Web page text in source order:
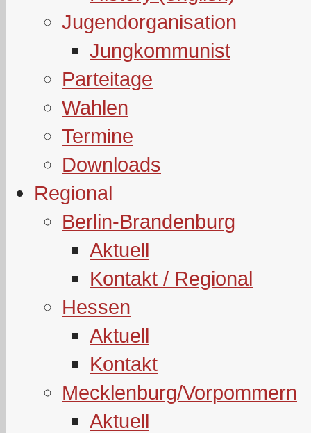
Jugendorganisation
Jungkommunist
Parteitage
Wahlen
Termine
Downloads
Regional
Berlin-Brandenburg
Aktuell
Kontakt / Regional
Hessen
Aktuell
Kontakt
Mecklenburg/Vorpommern
Aktuell